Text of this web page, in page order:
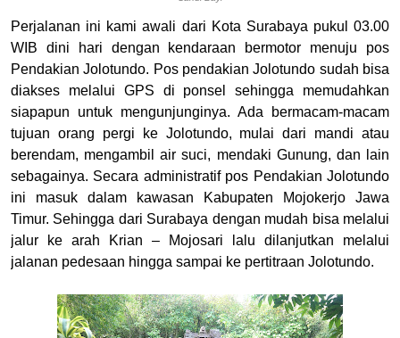
Perjalanan ini kami awali dari Kota Surabaya pukul 03.00
WIB dini hari dengan kendaraan bermotor menuju pos
Pendakian Jolotundo. Pos pendakian Jolotundo sudah bisa
diakses melalui GPS di ponsel sehingga memudahkan
siapapun untuk mengunjunginya. Ada bermacam-macam
tujuan orang pergi ke Jolotundo, mulai dari mandi atau
berendam, mengambil air suci, mendaki Gunung, dan lain
sebagainya. Secara administratif pos Pendakian Jolotundo
ini masuk dalam kawasan Kabupaten Mojokerjo Jawa
Timur. Sehingga dari Surabaya dengan mudah bisa melalui
jalur ke arah Krian – Mojosari lalu dilanjutkan melalui
jalanan pedesaan hingga sampai ke pertitraan Jolotundo.